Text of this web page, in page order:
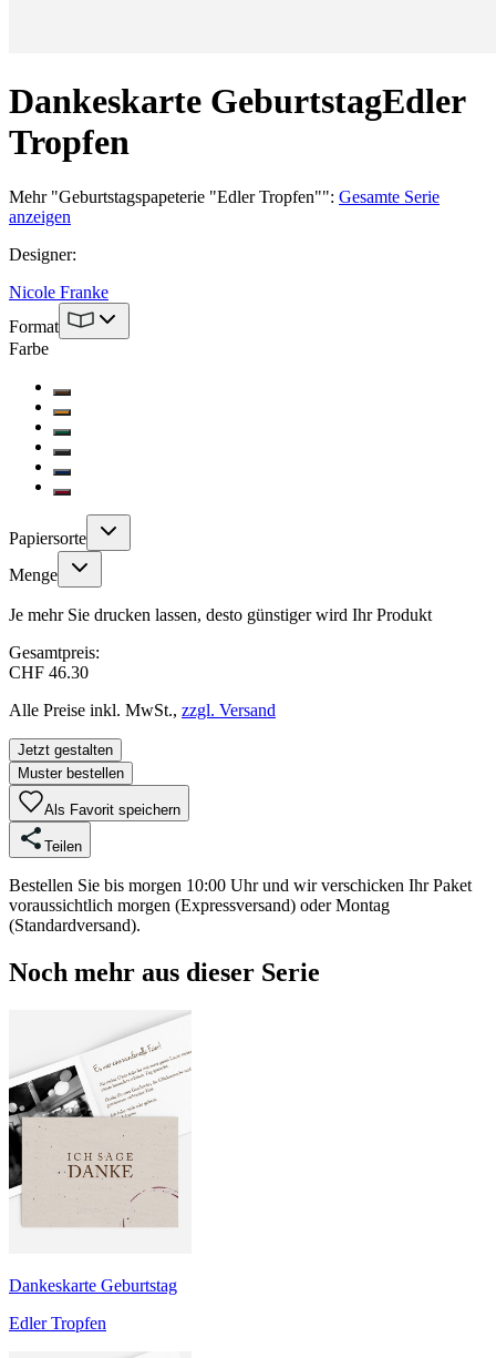
Dankeskarte GeburtstagEdler
Tropfen
Mehr"Geburtstagspapeterie "Edler Tropfen"": Gesamte Serie
anzeigen
Designer:
Nicole Franke
Format
Farbe
Papiersorte
Menge
Je mehr Sie drucken lassen, desto günstiger wird Ihr Produkt
Gesamtpreis:
CHF 46.30
Alle Preise inkl. MwSt., zzgl. Versand
Jetzt gestalten
Muster bestellen
Als Favorit speichern
Teilen
Bestellen Sie bis morgen 10:00 Uhr und wir verschicken Ihr Paket
voraussichtlich morgen (Expressversand) oder Montag
(Standardversand).
Noch mehr aus dieser Serie
Dankeskarte Geburtstag
Edler Tropfen